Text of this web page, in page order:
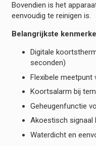
Bovendien is het
eenvoudig te reinigen is.
Belangrijkste
Digitale
seconden)
Flexibele
Koortsalarm bij
Geheugenfunctie
Akoestisch signaal
Waterdicht en